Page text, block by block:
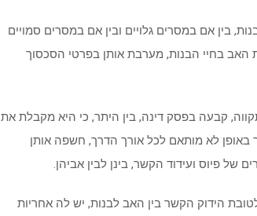
בין אם במסרים גלויים ובין אם במסרים סמויים
האב בחיי הבנות, מערבת אותן בפרטי הסכסוך
קבעה בפסק דינה, בין היתר, כי היא מקבלת את
לא מותאם לכל אורך הדרך, חשפה אותן
של פיוס ועידוד הקשר, בינן לבין אביהן.
הידוק הקשר בין האב לבנות, יש לה אחריות